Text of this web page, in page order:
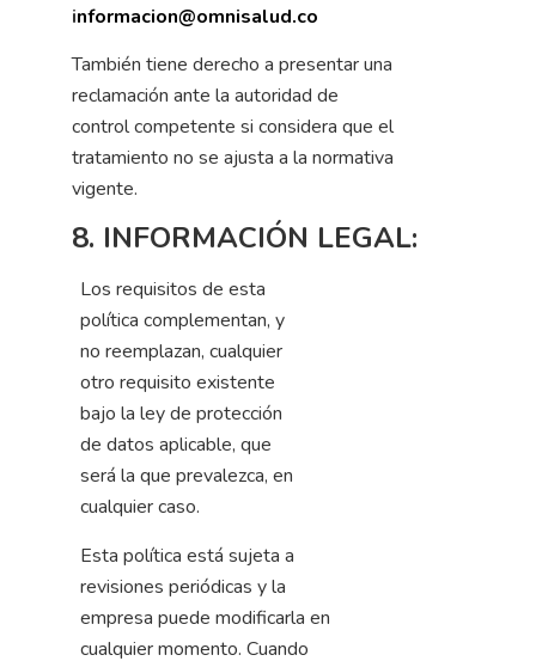
informacion@omnisalud.co
También tiene derecho a presentaruna
reclamación ante la autoridad de
controlcompetente si considera que el
tratamiento no se ajusta a la normativa
vigente.
8. INFORMACIÓN LEGAL:
Los requisitos de esta
política complementan, y
no reemplazan, cualquier
otro requisito existente
bajo la ley de protección
de datos aplicable, que
será la que prevalezca, en
cualquier caso.
Esta política está sujeta a
revisiones periódicas y la
empresa puede modificarla en
cualquier momento. Cuando